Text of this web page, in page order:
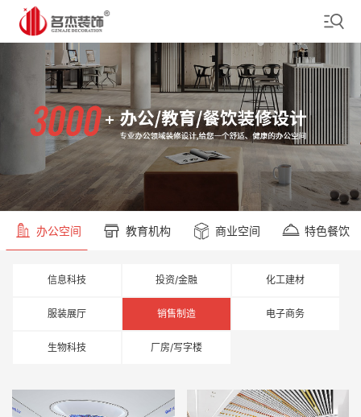
办公空间 教育机构 商业空间 特色餐饮
信息科技 投资/金融 化工建材
服装展厅 销售制造 电子商务
生物科技 厂房/写字楼